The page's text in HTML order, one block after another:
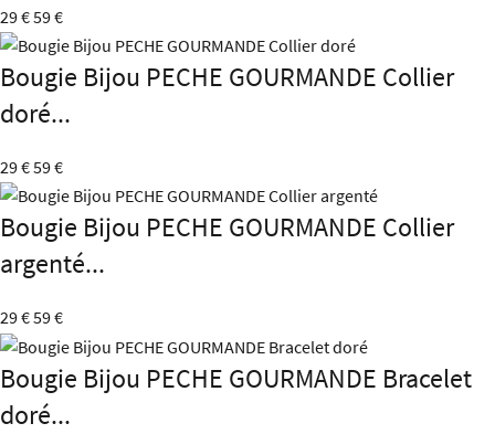
29 €59 €
Bougie Bijou PECHE GOURMANDE Collier
doré...
29 €59 €
Bougie Bijou PECHE GOURMANDE Collier
argenté...
29 €59 €
Bougie Bijou PECHE GOURMANDE Bracelet
doré...